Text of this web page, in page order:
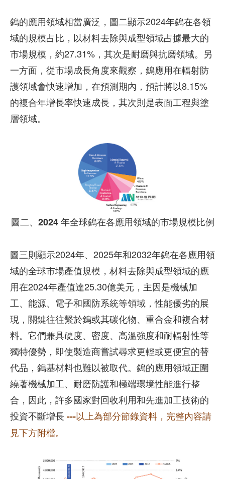
鎢的應用領域相當廣泛，圖二顯示2024年鎢在各領
域的規模占比，以材料去除與成型領域占據最大的
市場規模，約27.31%，其次是耐磨與抗磨領域。另
一方面，從市場成長角度來觀察，鎢應用在輻射防
護領域會快速增加，在預測期內，預計將以8.15%
的複合年增長率快速成長，其次則是表面工程與塗
層領域。
圖二、2024 年全球鎢在各應用領域的市場規模比例
圖三則顯示2024年、2025年和2032年鎢在各應用領
域的全球市場產值規模，材料去除與成型領域的應
用在2024年產值達25.30億美元，主因是機械加
工、能源、電子和國防系統等領域，性能優劣的展
現，關鍵往往繫於鎢或其碳化物、重合金和複合材
料。它們兼具硬度、密度、高溫強度和耐輻射性等
獨特優勢，即使製造商嘗試尋求更輕或更便宜的替
代品，鎢基材料也難以被取代。鎢的應用領域正圍
繞著機械加工、耐磨防護和極端環境性能進行整
合，因此，許多國家對回收利用和先進加工技術的
投資不斷增長---以上為部分節錄資料，完整內容請
見下方附檔。